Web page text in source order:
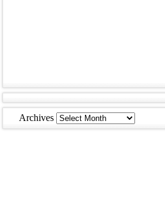
Archives Archives